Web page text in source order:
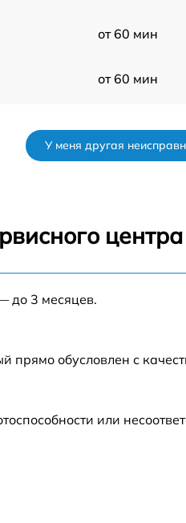
от 60 мин
от 60 мин
У меня другая
до 3 месяцев.
прямо обусловлен с
или